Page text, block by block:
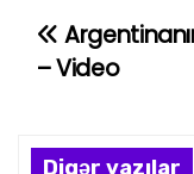
Y
z
– Video
Digər yazılar